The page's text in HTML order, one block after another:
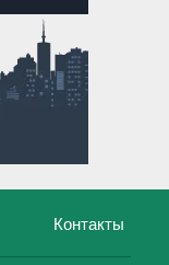
Контакты